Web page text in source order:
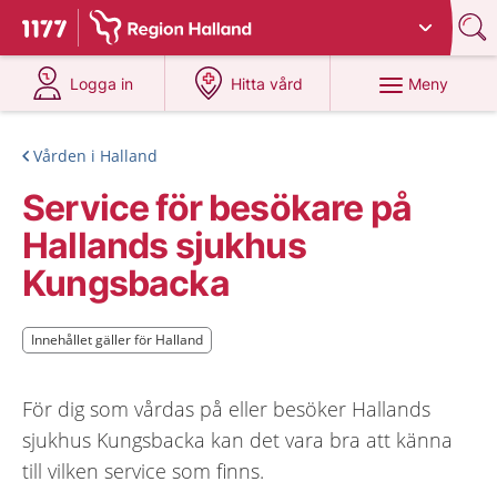
Till startsidan för 1177
Du har valt region Halland
Logga in
på 1177.se
Hitta vård
på 1177.se
Meny
Vården i Halland
Service för besökare på
Hallands sjukhus
Kungsbacka
Innehållet gäller för Halland
Innehållet gäller för Halland
För dig som vårdas på eller besöker Hallands
sjukhus Kungsbacka kan det vara bra att känna
till vilken service som finns.